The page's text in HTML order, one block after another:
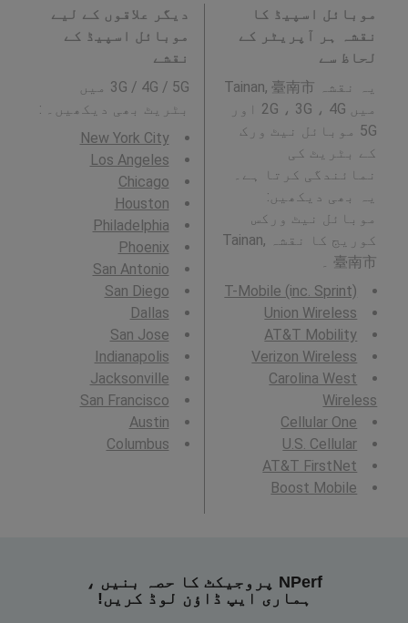
موبائل اسپیڈ کا
نقشہ ہر آپریٹر کے
لحاظ سے
یہ نقشہ Tainan, 臺南市
میں 2G ، 3G ، 4G اور
5G موبائل نیٹ ورک
کے بٹریٹ کی
نمائندگی کرتا ہے۔
یہ بھی دیکھیں:
موبائل نیٹ ورکس
کوریج کا نقشہ Tainan,
臺南市 ۔
T-Mobile (inc. Sprint)
Union Wireless
AT&T Mobility
Verizon Wireless
Carolina West
Wireless
Cellular One
U.S. Cellular
AT&T FirstNet
Boost Mobile
دیگر علاقوں کے لیے
موبائل اسپیڈ کے
نقشے
3G / 4G / 5G میں
بٹریٹ بھی دیکھیں۔ :
New York City
Los Angeles
Chicago
Houston
Philadelphia
Phoenix
San Antonio
San Diego
Dallas
San Jose
Indianapolis
Jacksonville
San Francisco
Austin
Columbus
NPerf پروجیکٹ کا حصہ بنیں ،
ہماری ایپ ڈاؤن لوڈ کریں!